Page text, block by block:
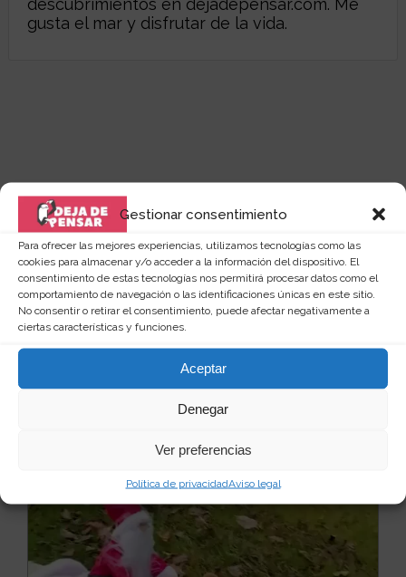
Gestionar consentimiento
Para ofrecer las mejores experiencias, utilizamos tecnologías como las
cookies para almacenar y/o acceder a la información del dispositivo. El
consentimiento de estas tecnologías nos permitirá procesar datos como el
comportamiento de navegación o las identificaciones únicas en este sitio.
No consentir o retirar el consentimiento, puede afectar negativamente a
ciertas características y funciones.
Aceptar
Denegar
Ver preferencias
Política de privacidadAviso legal
gusta el mar y disfrutar de la vida.
Quizás te puede interesar...